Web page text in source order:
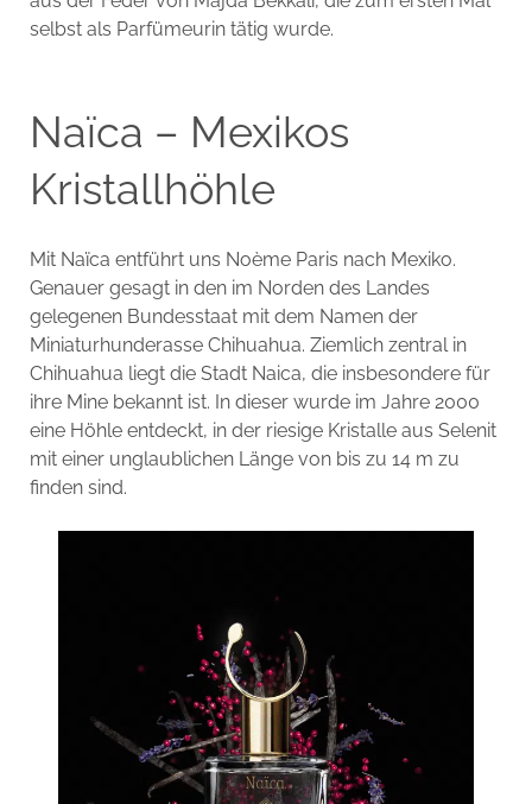
selbst als Parfümeurin tätig wurde.
Naïca – Mexikos
Kristallhöhle
Mit Naïca entführt uns Noème Paris nach Mexiko.
Genauer gesagt in den im Norden des Landes
gelegenen Bundesstaat mit dem Namen der
Miniaturhunderasse Chihuahua. Ziemlich zentral in
Chihuahua liegt die Stadt Naica, die insbesondere für
ihre Mine bekannt ist. In dieser wurde im Jahre 2000
eine Höhle entdeckt, in der riesige Kristalle aus Selenit
mit einer unglaublichen Länge von bis zu 14 m zu
finden sind.